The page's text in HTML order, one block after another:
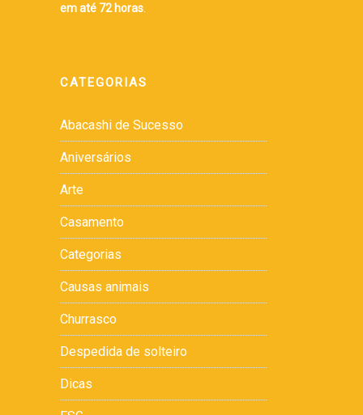
em até 72 horas
CATEGORIAS
Abacashi de Sucesso
Aniversários
Arte
Casamento
Categorias
Causas animais
Churrasco
Despedida de solteiro
Dicas